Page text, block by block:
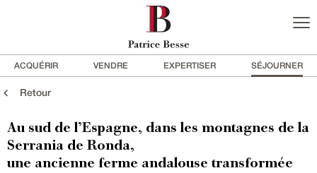
ACQUÉRIR VENDRE EXPERTISER SÉJOURNER
Retour
Au sud de l’Espagne, dans les montagnes de la
Serrania de Ronda,
une ancienne ferme andalouse transformée